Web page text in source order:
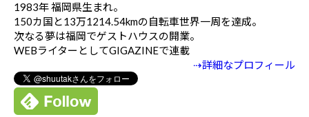
1983年 福岡県生まれ。
150カ国と13万1214.54kmの自転車世界一周を達成。
次なる夢は福岡でゲストハウスの開業。
WEBライターとしてGIGAZINEで連載
⇢詳細なプロフィール